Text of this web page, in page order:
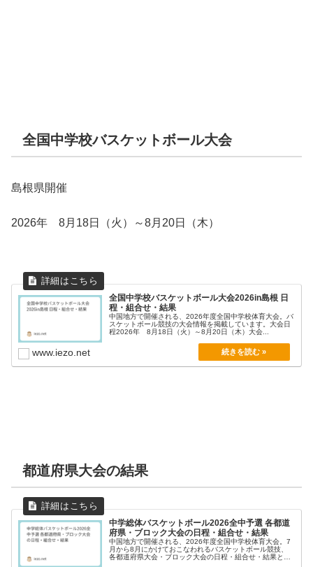
全国中学校バスケットボール大会
島根県開催
2026年 8月18日（火）～8月20日（木）
全国中学校バスケットボール大会2026in島根 日
程・組合せ・結果
中国地方で開催される、2026年度全国中学校体育大会。バ
スケットボール競技の大会情報を掲載しています。大会日
程2026年 8月18日（火）～8月20日（木）大会...
www.iezo.net
都道府県大会の結果
中学総体バスケットボール2026全中予選 各都道
府県・ブロック大会の日程・組合せ・結果
中国地方で開催される、2026年度全国中学校体育大会。7
月から8月にかけておこなわれるバスケットボール競技、
各都道府県大会・ブロック大会の日程・組合せ・結果と